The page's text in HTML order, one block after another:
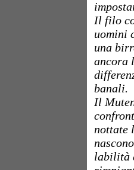
Il filo
uomini
una
ancora
banali.
Il
nottate
labilità